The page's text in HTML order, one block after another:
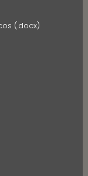
(.docx)